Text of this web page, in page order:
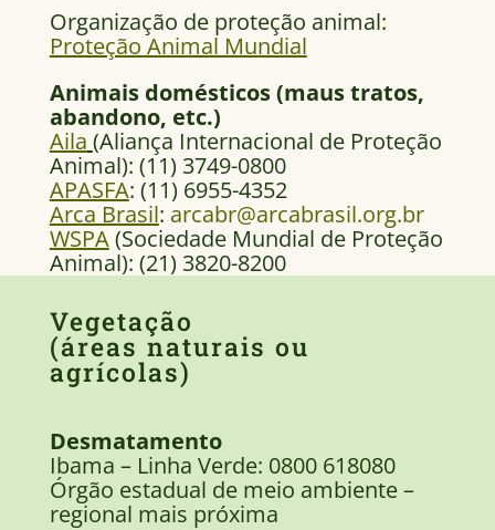
Organização de proteção animal:
Proteção Animal Mundial
Animais domésticos (maus tratos,
abandono, etc.)
Aila (Aliança Internacional de Proteção
Animal): (11) 3749-0800
APASFA: (11) 6955-4352
Arca Brasil: arcabr@arcabrasil.org.br
WSPA(Sociedade Mundial de Proteção
Animal): (21) 3820-8200
Vegetação
(áreas naturais ou
agrícolas)
Desmatamento
Ibama – Linha Verde: 0800 618080
Órgão estadual de meio ambiente –
regional mais próxima